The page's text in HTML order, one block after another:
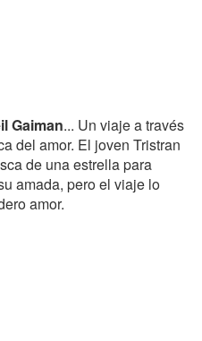
Gaiman... Un viaje a través
del amor. El joven Tristran
de una estrella para
amada, pero el viaje lo
amor.